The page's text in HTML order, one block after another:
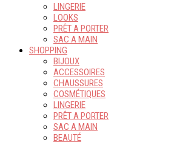
LINGERIE
LOOKS
PRÊT A PORTER
SAC A MAIN
SHOPPING
BIJOUX
ACCESSOIRES
CHAUSSURES
COSMÉTIQUES
LINGERIE
PRÊT A PORTER
SAC A MAIN
BEAUTÉ